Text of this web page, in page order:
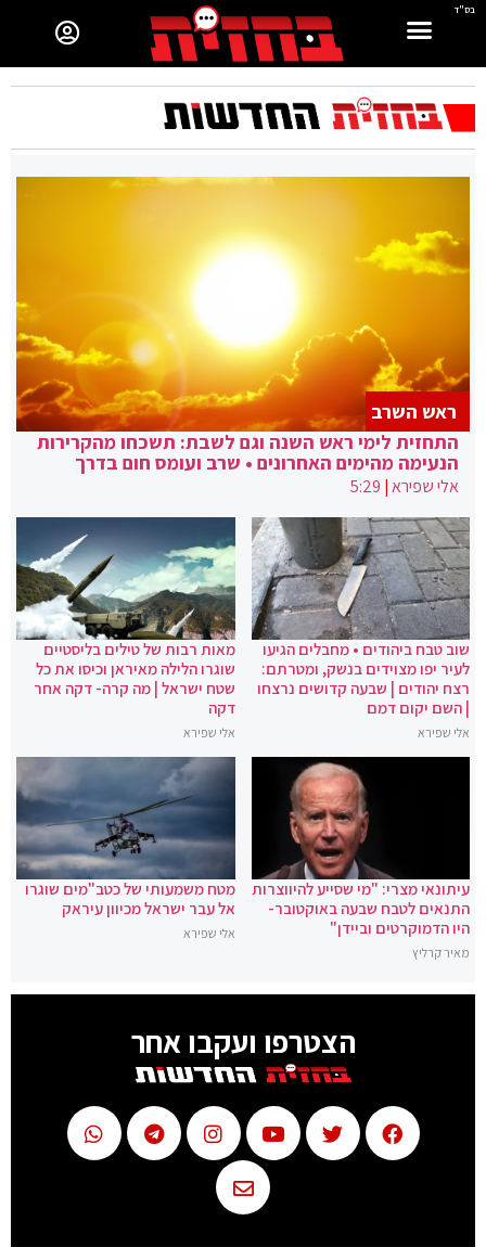
בס"ד
התחזית לימי ראש השנה וגם לשבת: תשכחו מהקרירות
הנעימה מהימים האחרונים • שרב ועומס חום בדרך
אלי שפירא|
5:29
ראש השרב
שוב טבח ביהודים • מחבלים הגיעו
לעיר יפו מצוידים בנשק, ומטרתם:
רצח יהודים | שבעה קדושים נרצחו
| השם יקום דמם
אלי שפירא
מאות רבות של טילים בליסטיים
שוגרו הלילה מאיראן וכיסו את כל
שטח ישראל | מה קרה- דקה אחר
דקה
אלי שפירא
עיתונאי מצרי: "מי שסייע להיווצרות
התנאים לטבח שבעה באוקטובר-
היו הדמוקרטים וביידן"
מאיר קרליץ
מטח משמעותי של כטב"מים שוגרו
אל עבר ישראל מכיוון עיראק
אלי שפירא
הצטרפו ועקבו אחר